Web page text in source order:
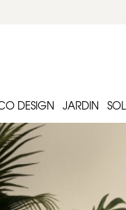
DESIGN JARDIN